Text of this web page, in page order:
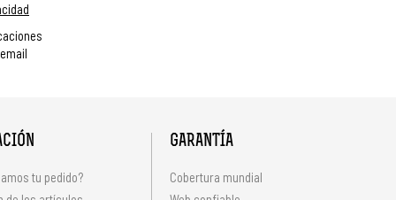
tu pedido?
GARANTÍA
Cobertura mundial